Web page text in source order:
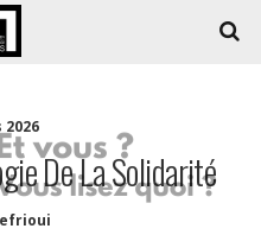
2026
De La Solidarité